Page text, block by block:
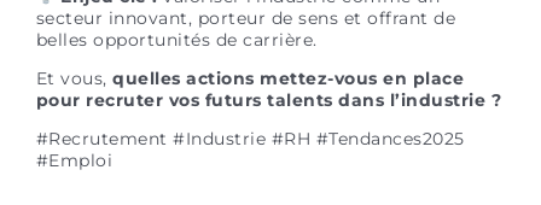
secteur innovant, porteur de sens et offrant de
belles opportunités de carrière.
Et vous,quelles actions mettez-vous en place
pour recruter vos futurs talents dans l’industrie ?
#Recrutement #Industrie #RH #Tendances2025
#Emploi